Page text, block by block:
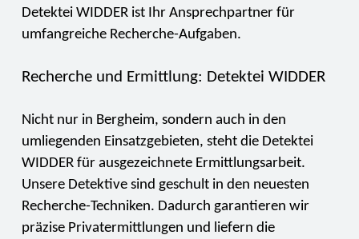
Detektei WIDDER ist Ihr Ansprechpartner für
umfangreiche Recherche-Aufgaben.
Recherche und Ermittlung: Detektei WIDDER
Nicht nur in Bergheim, sondern auch in den
umliegenden Einsatzgebieten, steht die Detektei
WIDDER für ausgezeichnete Ermittlungsarbeit.
Unsere Detektive sind geschult in den neuesten
Recherche-Techniken. Dadurch garantieren wir
präzise Privatermittlungen und liefern die